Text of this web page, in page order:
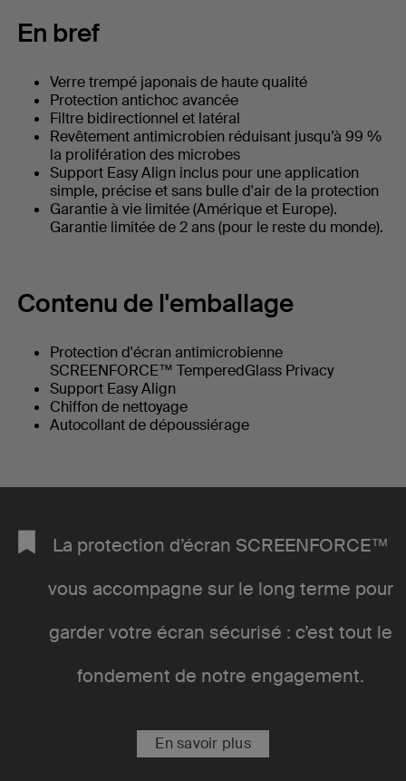
En bref
Verre trempé japonais de haute qualité
Protection antichoc avancée
Filtre bidirectionnel et latéral
Revêtement antimicrobien réduisant jusqu’à 99 %
la prolifération des microbes
Support Easy Align inclus pour une application
simple, précise et sans bulle d'air de la protection
Garantie à vie limitée (Amérique et Europe).
Garantie limitée de 2 ans (pour le reste du monde).
Contenu de l'emballage
Protection d'écran antimicrobienne
SCREENFORCE™ TemperedGlass Privacy
Support Easy Align
Chiffon de nettoyage
Autocollant de dépoussiérage
La protection d’écran SCREENFORCE™
vous accompagne sur le long terme pour
garder votre écran sécurisé : c’est tout le
fondement de notre engagement.
En savoir plus